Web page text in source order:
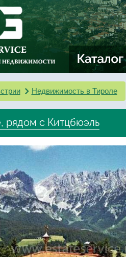
Недвижимость в Тироле
рядом с Китцбюэль